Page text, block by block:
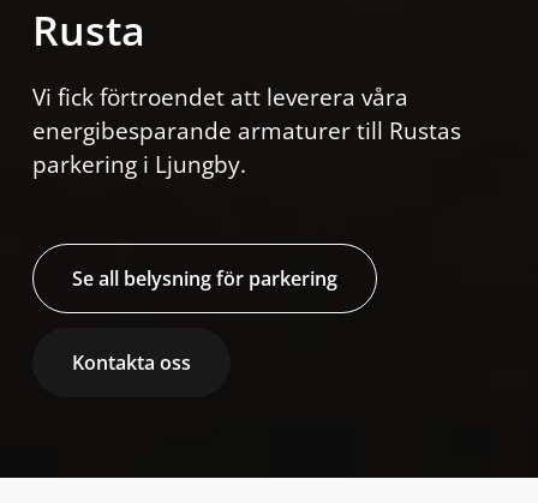
Rusta
Vi fick förtroendet att leverera våra
energibesparande armaturer till Rustas
parkering i Ljungby.
Se all belysning för parkering
Kontakta oss